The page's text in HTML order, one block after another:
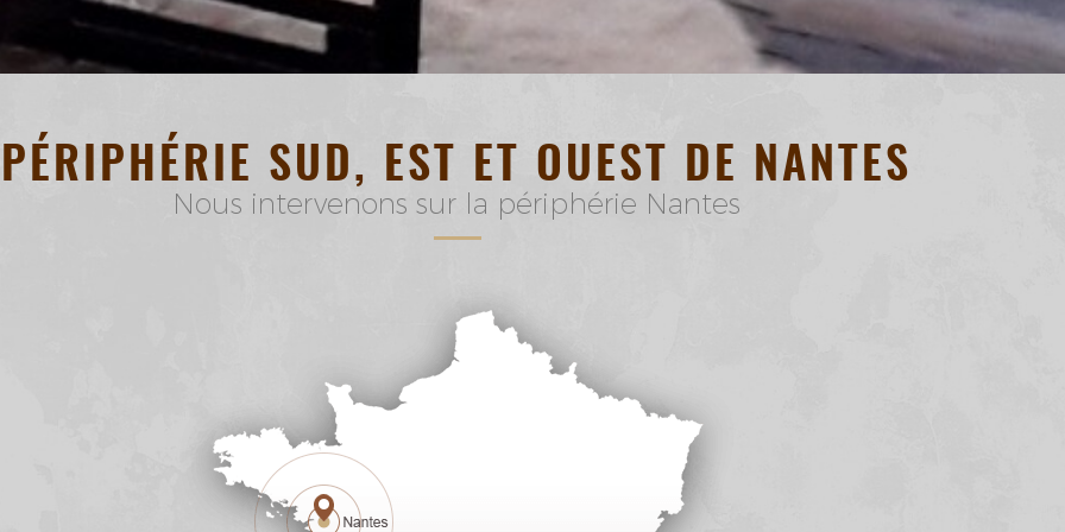
PÉRIPHÉRIE SUD, EST ET OUEST DE NANTES
Nous intervenons sur la périphérie Nantes